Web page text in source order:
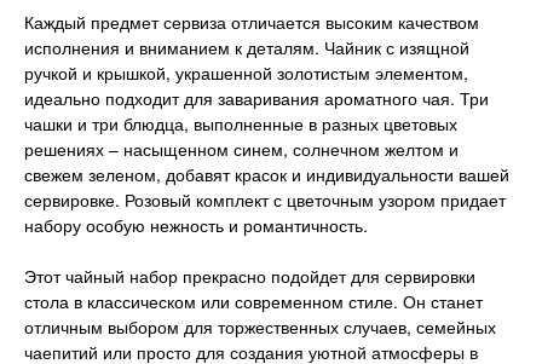
Каждый предмет сервиза отличается высоким качеством
исполнения и вниманием к деталям. Чайник с изящной
ручкой и крышкой, украшенной золотистым элементом,
идеально подходит для заваривания ароматного чая. Три
чашки и три блюдца, выполненные в разных цветовых
решениях – насыщенном синем, солнечном желтом и
свежем зеленом, добавят красок и индивидуальности вашей
сервировке. Розовый комплект с цветочным узором придает
набору особую нежность и романтичность.
Этот чайный набор прекрасно подойдет для сервировки
стола в классическом или современном стиле. Он станет
отличным выбором для торжественных случаев, семейных
чаепитий или просто для создания уютной атмосферы в